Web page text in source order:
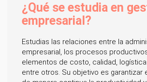
¿Qué se estudia en
empresarial?
Estudias las relaciones entre la
empresarial, los procesos
elementos de costo, calidad,
entre otros. Su objetivo es garantizar